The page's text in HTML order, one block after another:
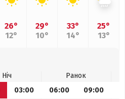
26°
12°
29°
10°
33°
14°
25°
13°
Ніч
Ранок
03:00 06:00 09:00